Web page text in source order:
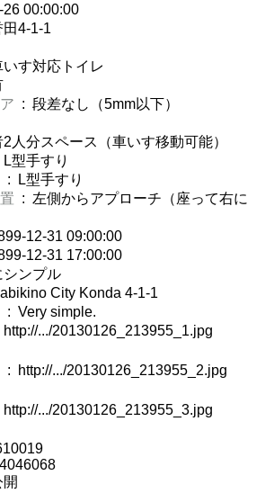
00:00:00
4-1-1
す対応トイレ
: 段差なし（5mm以下）
人分スペース（車いす移動可能）
型手すり
: L型手すり
: 左側からアプローチ（座って右に
12-31 09:00:00
12-31 17:00:00
ンプル
City Konda 4-1-1
: Very simple.
.../20130126_213955_1.jpg
: http://.../20130126_213955_2.jpg
.../20130126_213955_3.jpg